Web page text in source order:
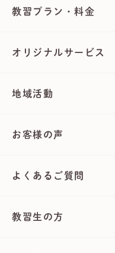
教習プラン・料金
オリジナルサービス
地域活動
お客様の声
よくあるご質問
教習生の方